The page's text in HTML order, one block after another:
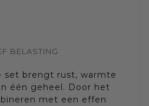
BELASTING
set brengt rust, warmte
één geheel. Door het
met een effen